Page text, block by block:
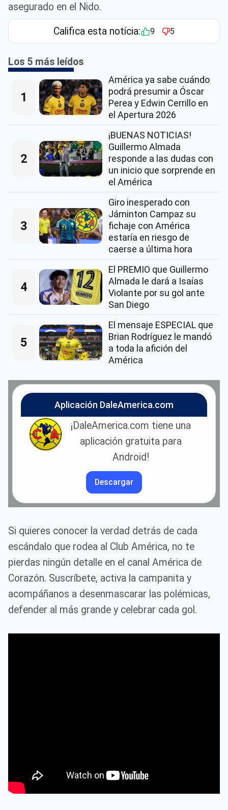
asegurado en el Nido.
Califica esta notícia: 9 5
Los 5 más leídos
1
América ya sabe cuándo
podrá presumir a Óscar
Perea y Edwin Cerrillo en
el Apertura 2026
2
¡BUENAS NOTICIAS!
Guillermo Almada
responde a las dudas con
un inicio que sorprende en
el América
3
Giro inesperado con
Jáminton Campaz su
fichaje con América
estaría en riesgo de
caerse a última hora
4
El PREMIO que Guillermo
Almada le dará a Isaías
Violante por su gol ante
San Diego
5
El mensaje ESPECIAL que
Brian Rodríguez le mandó
a toda la afición del
América
Aplicación DaleAmerica.com
¡DaleAmerica.com tiene una
aplicación gratuita para
Android!
Descargar
Si quieres conocer la verdad detrás de cada
escándalo que rodea al Club América, no te
pierdas ningún detalle en el canal América de
Corazón. Suscríbete, activa la campanita y
acompáñanos a desenmascarar las polémicas,
defender al más grande y celebrar cada gol.